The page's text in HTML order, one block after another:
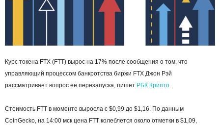
Курс токена FTХ (FTT) вырос на 17% после сообщения о том, что
управляющий процессом банкротства биржи FTX Джон Рэй
рассматривает вопрос ее перезапуска, пишет РБК Крипто.
Стоимость FTT в моменте выросла с $0,99 до $1,16. По данным
CoinGecko, на 14:00 мск цена FTT колеблется около отметки в $1,09,